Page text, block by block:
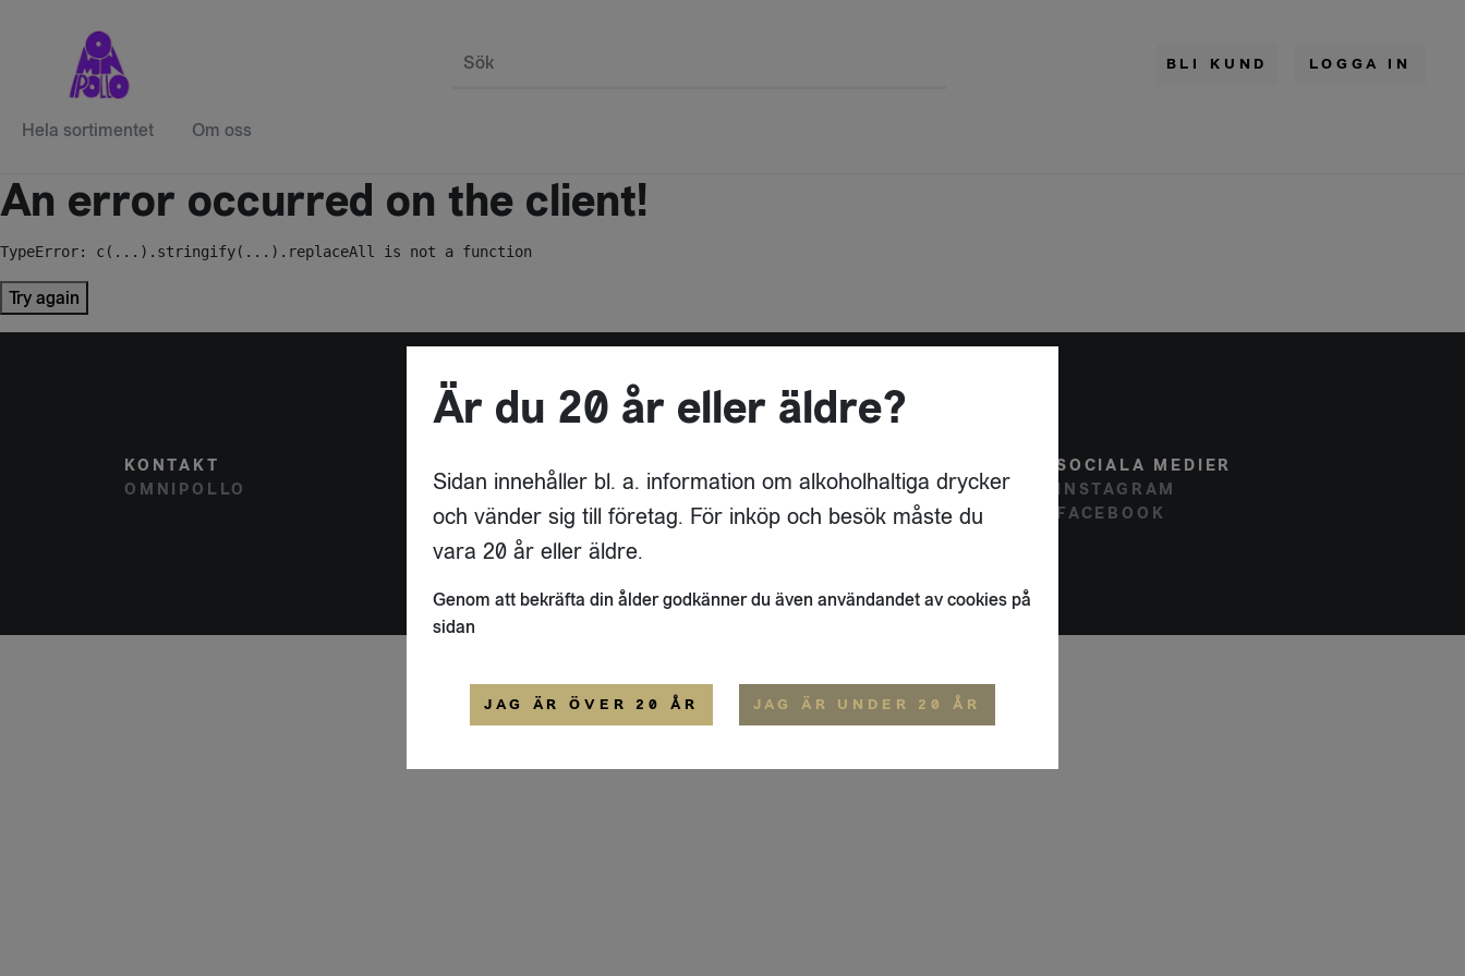
Sök BLI KUND LOGGA IN
Hela sortimentet Om oss
An error occurred on the client!
TypeError: c(...).stringify(...).replaceAll is not a function
Try again
KONTAKT
OMNIPOLLO
POSTADRESS
ÅGATAN 12
172 62 SUNDBYBERG
SVERIGE
OM OSS
HEMSIDA
SOCIALA MEDIER
INSTAGRAM
FACEBOOK
Är du 20 år eller äldre?
Sidan innehåller bl. a. information om alkoholhaltiga drycker
och vänder sig till företag. För inköp och besök måste du
vara 20 år eller äldre.
Genom att bekräfta din ålder godkänner du även användandet av cookies på
sidan
JAG ÄR ÖVER 20 ÅR JAG ÄR UNDER 20 ÅR